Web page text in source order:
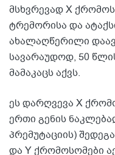
მსხვრევად X
ტრემორისა და
ახალაღწერილი
სავარაუდოდ, 50
მამაკაცს აქვს.
ეს დარღვევა X
ერთი გენის
პრემუტაციის)
და Y ქრომოსომები